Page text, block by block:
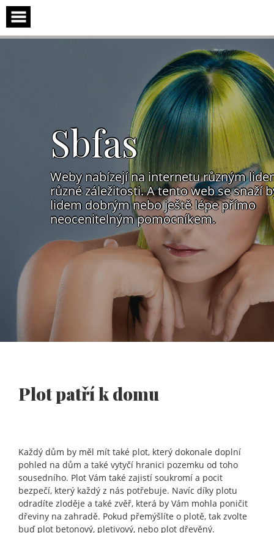
Skip
content
Sbfas
Weby nabízejí na internetu různým
různé záležitosti. A tento web se snaží
lidem dobrým nebo ještě lépe přímo
neocenitelným pomocníkem.
Plot patří k domu
Každý dům by měl mít také plot, který dokonale doplní
pohled na dům a také vytyčí hranici pozemku od toho
sousedního. Plot Vám také zajistí soukromí a pocit
bezpečí, který každý z nás potřebuje. Navíc díky plotu
odradíte zloděje a také zvěř, která by Vám mohla poničit
dřeviny na zahradě. Pokud přemýšlíte o plotě, tak zvolte
buď plot betonový, pletivový, nebo plot dřevěný.